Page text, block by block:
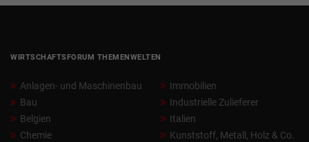
WIRTSCHAFTSFORUM THEMENWELTEN
Anlagen- und Maschinenbau
Bau
Belgien
Chemie
Immobilien
Industrielle Zulieferer
Italien
Kunststoff, Metall, Holz & Co.